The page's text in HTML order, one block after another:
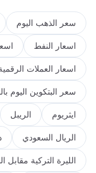
سعر الذهب اليوم
اسعار النفط
اسعار العملات
سعر البتكوين اليوم
ايثريوم الريبل
الريال السعودي
الليرة التركية مقابل